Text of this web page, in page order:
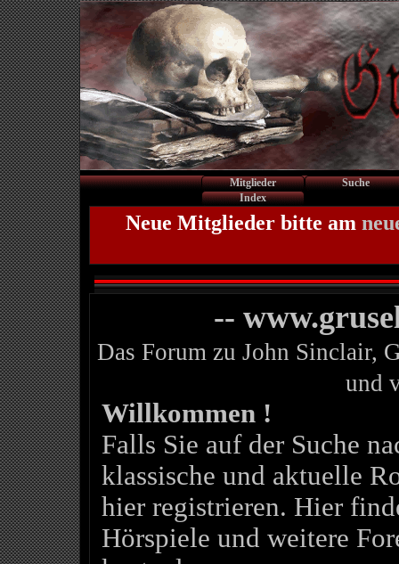
Mitglieder
Suche
Index
Neue Mitglieder bitte am
--
Das Forum zu John Sinclair,
und
Willkommen !
Falls Sie auf der Suche
klassische und aktuelle
hier registrieren. Hier
Hörspiele und weitere